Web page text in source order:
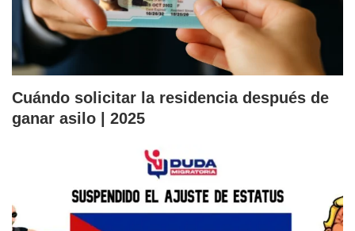
Cuándo solicitar la residencia después de
ganar asilo | 2025